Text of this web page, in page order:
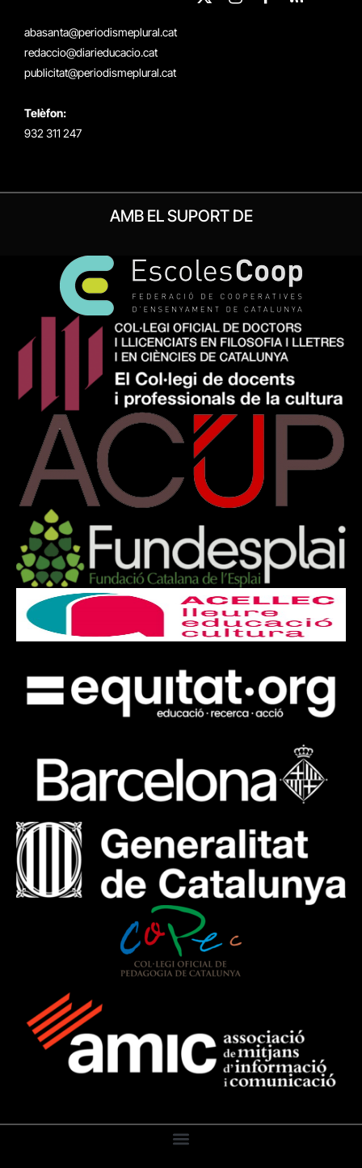
abasanta@periodismeplural.cat
redaccio@diarieducacio.cat
publicitat@periodismeplural.cat
Telèfon:
932 311 247
X
Instagram
Facebook
RSS
AMB EL SUPORT DE